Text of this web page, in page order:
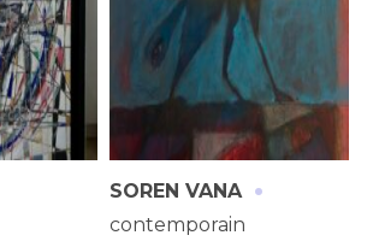
SOREN VANA ·
contemporain